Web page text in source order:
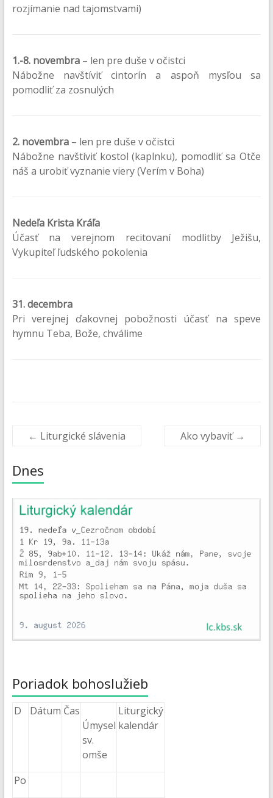
rozjímanie nad tajomstvami)
1.-8. novembra– len pre duše v očistci
Nábožne navštíviť cintorín a aspoň mysľou sa
pomodliť za zosnulých
2. novembra– len pre duše v očistci
Nábožne navštíviť kostol (kaplnku), pomodliť sa Otče
náš a urobiť vyznanie viery (Verím v Boha)
Nedeľa Krista Kráľa
Účasť na verejnom recitovaní modlitby Ježišu,
Vykupiteľ ľudského pokolenia
31. decembra
Pri verejnej ďakovnej pobožnosti účasť na speve
hymnu Teba, Bože, chválime
← Liturgické slávenia Ako vybaviť →
Dnes
Poriadok bohoslužieb
D Dátum Čas
Úmysel
sv.
omše
Liturgický
kalendár
Po